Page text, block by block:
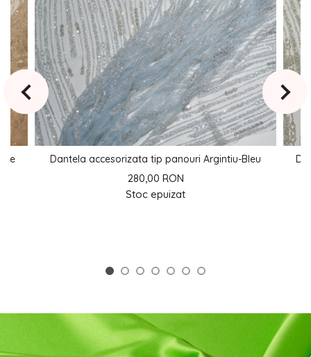
Dantela accesorizata tip panouri Argintiu-Bleu
280,00 RON
Stoc epuizat